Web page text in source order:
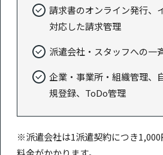
請求書のオンライン発行、
対応した請求管理
派遣会社・スタッフへの一
企業・事業所・組織管理、
規登録、ToDo管理
※派遣会社は1派遣契約につき